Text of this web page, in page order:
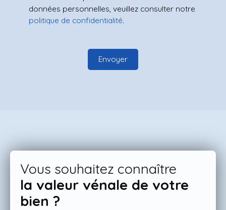
données personnelles, veuillez consulter notre
politique de confidentialité.
Envoyer
Vous souhaitez connaître
la valeur vénale de votre
bien ?